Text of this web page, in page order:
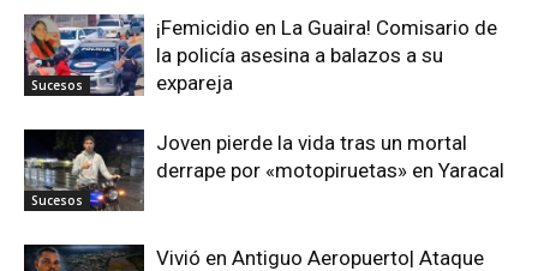
Sucesos
¡Femicidio en La Guaira! Comisario de
la policía asesina a balazos a su
expareja
Sucesos
Joven pierde la vida tras un mortal
derrape por «motopiruetas» en Yaracal
Vivió en Antiguo Aeropuerto| Ataque